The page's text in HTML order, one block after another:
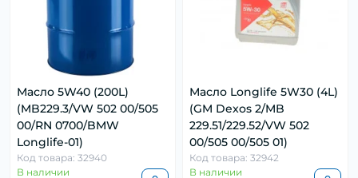
Масло 5W40 (200L)
(MB229.3/VW 502 00/505
00/RN 0700/BMW
Longlife-01)
Код товара: 32940
В наличии
Масло Longlife 5W30 (4L)
(GM Dexos 2/MB
229.51/229.52/VW 502
00/505 00/505 01)
Код товара: 32942
В наличии